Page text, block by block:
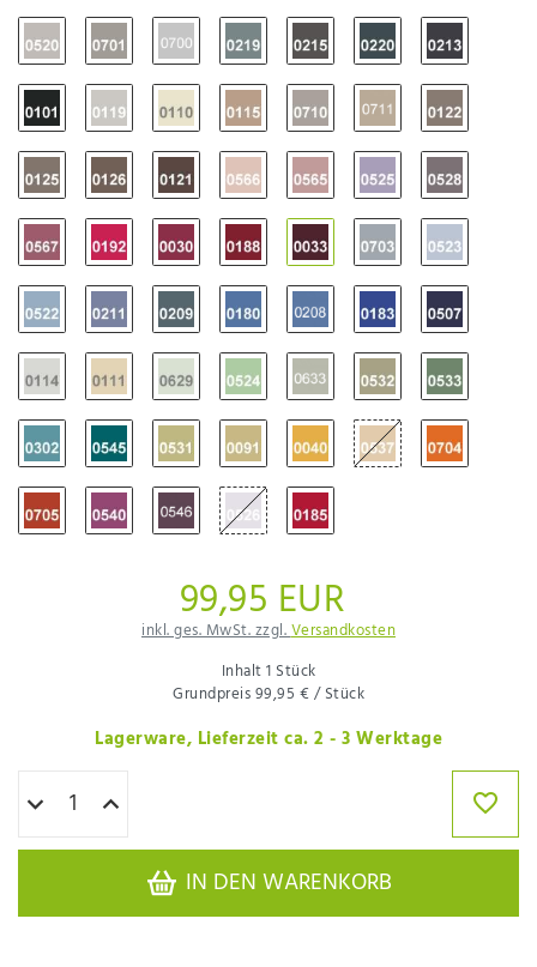
99,95 EUR
inkl. ges. MwSt. zzgl.Versandkosten
Inhalt1 Stück
Grundpreis99,95 € / Stück
Lagerware, Lieferzeit ca. 2 - 3 Werktage
IN DEN WARENKORB